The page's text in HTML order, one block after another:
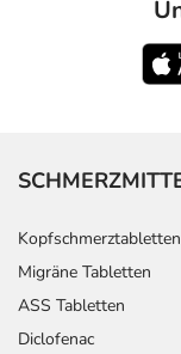
Kopfschmerztabletten
Migräne Tabletten
ASS Tabletten
Diclofenac